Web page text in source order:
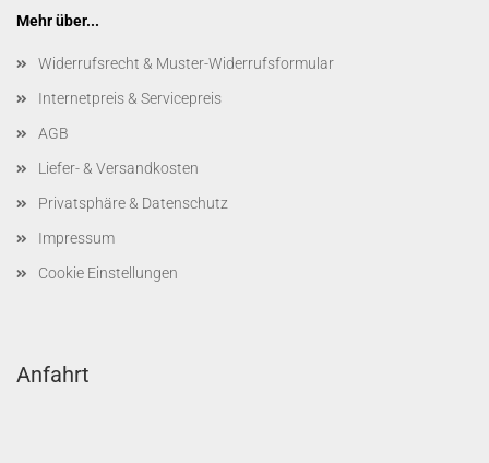
Mehr über...
Widerrufsrecht & Muster-Widerrufsformular
Internetpreis & Servicepreis
AGB
Liefer- & Versandkosten
Privatsphäre & Datenschutz
Impressum
Cookie Einstellungen
Anfahrt